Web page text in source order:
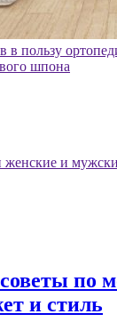
в пользу
шпона
и
по
и стиль